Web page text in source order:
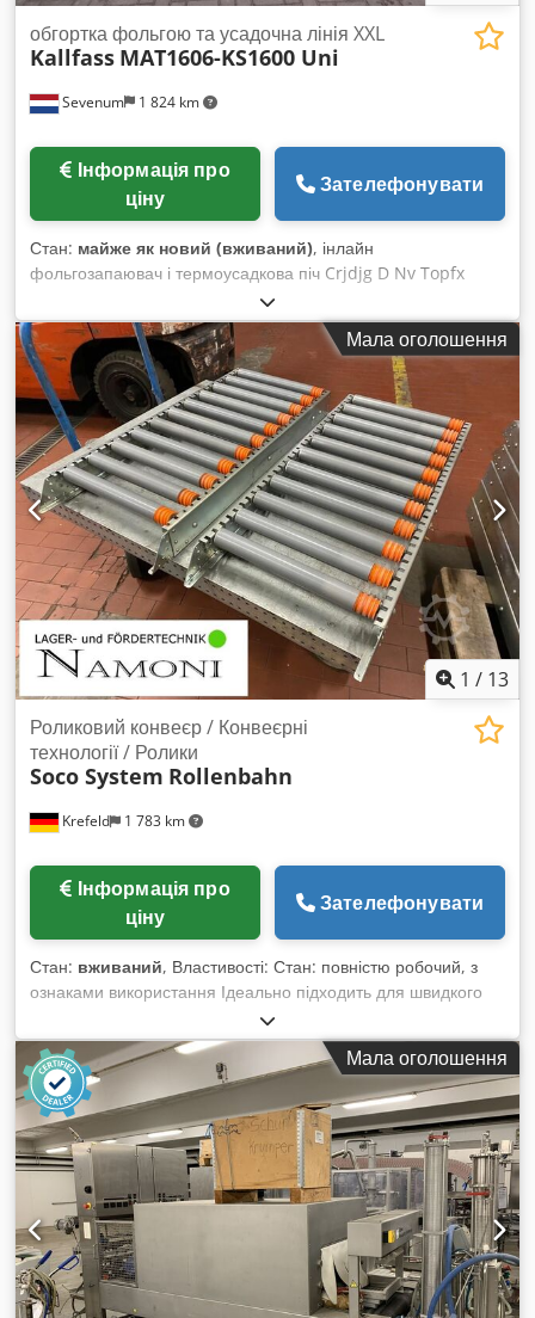
Sevenum 1 824 km
обгортка фольгою та усадочна лінія XXL
Kallfass MAT1606-KS1600 Uni
ціну
Зателефонувати
Стан: майже як новий (вживаний), інлайн
фольгозапаювач і термоусадкова піч Crjdjg D Nv Topfx
Ahyef Виробник: Kallfass Тип: напівавтоматична/
автоматична термоусадкова піч Модель: Mat 1606-
KS1600uni Продуктивність: 10-15 упак./хв (залежить від
продукту) Рама: сталева Робоча зона: 1600(стрічка) x 600
мм (Ш x В) Габарити: Д x Ш x В = 4000 x 2050 x 1750 мм
Вага: 900 кг Електроживлення: 380 В + N + E, 65 кВт Стан:
як є, робочий стан
Мала оголошення
1 / 13
Krefeld 1 783 km
Роликовий конвеєр / Конвеєрні
технології / Ролики
Soco System Rollenbahn
ціну
Зателефонувати
Стан: вживаний, Властивості: Стан: повністю робочий, з
ознаками використання Ідеально підходить для швидкого
транспортування матеріалів Професійно демонтований та
упакований Виробник: Soco System Стан: вживаний
Модель/тип: роликовий Тип приводу: гравітаційний
Комплект складається з: 7 сегментів (5 x 1 980 мм, 2 x 960
мм) Загальна довжина: близько 11 820 мм Загальна
ширина: близько 470 мм Ширина транспортування/роликів:
близько 410 мм Довжина сегменту: близько 1 980 мм
Діаметр ролика: близько 50 мм (ролики з пластику) Відстань
між осями: близько 90 мм (регульована) Матеріал: сталь/
пластик Деталі про рамку: Висота: близько 100 мм Ширина:
близько 25 мм Наявність на складі: 11,82 метра Ціна за
метр Роликова доріжка Завдяки високоякісному виконанню
Мала оголошення